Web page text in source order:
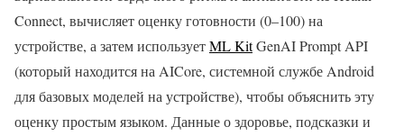
Connect, вычисляет оценку готовности (0–100) на
устройстве, а затем используетML KitGenAI Prompt API
(который находится на AICore, системной службе Android
для базовых моделей на устройстве), чтобы объяснить эту
оценку простым языком. Данные о здоровье, подсказки и